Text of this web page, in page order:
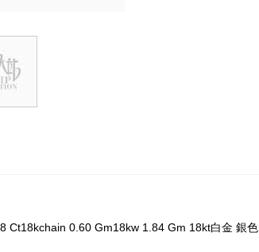
Ct18kchain 0.60 Gm18kw 1.84 Gm 18kt白金 銀色